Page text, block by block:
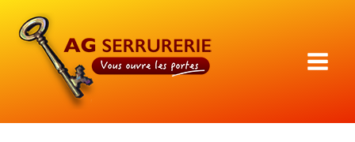
contenu